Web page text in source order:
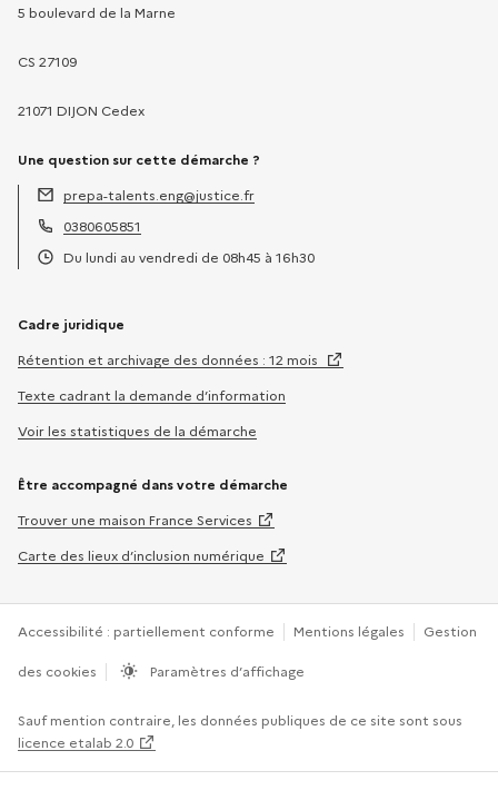
5 boulevard de la Marne
CS 27109
21071 DIJON Cedex
Une question sur cette démarche ?
Adresse électronique :
prepa-talents.eng@justice.fr
Téléphone :
0380605851
Du lundi au vendredi de 08h45 à 16h30
Cadre juridique
Rétention et archivage des données : 12 mois
Texte cadrant la demande d’information
Voir les statistiques de la démarche
Être accompagné dans votre démarche
Trouver une maison France Services
Carte des lieux d’inclusion numérique
Accessibilité : partiellement conforme Mentions légales Gestion
des cookies Paramètres d’affichage
Sauf mention contraire, les données publiques de ce site sont sous
licence etalab 2.0